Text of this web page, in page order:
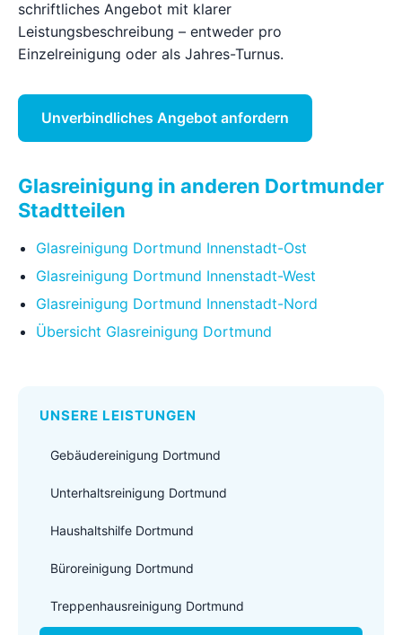
schriftliches Angebot mit klarer
Leistungsbeschreibung – entweder pro
Einzelreinigung oder als Jahres-Turnus.
Unverbindliches Angebot anfordern
Glasreinigung in anderen Dortmunder
Stadtteilen
Glasreinigung Dortmund Innenstadt-Ost
Glasreinigung Dortmund Innenstadt-West
Glasreinigung Dortmund Innenstadt-Nord
Übersicht Glasreinigung Dortmund
UNSERE LEISTUNGEN
Gebäudereinigung Dortmund
Unterhaltsreinigung Dortmund
Haushaltshilfe Dortmund
Büroreinigung Dortmund
Treppenhausreinigung Dortmund